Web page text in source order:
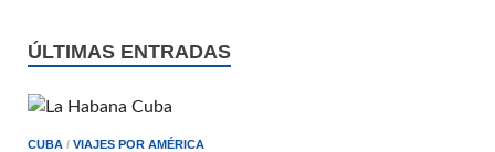
ÚLTIMAS ENTRADAS
CUBA / VIAJES POR AMÉRICA